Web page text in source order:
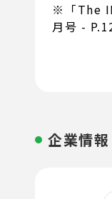
※「The
月号 -
企業情報